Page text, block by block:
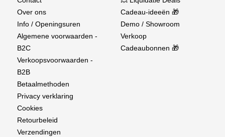
Over ons
Info / Openingsuren
Algemene voorwaarden -
B2C
Verkoopsvoorwaarden -
B2B
Betaalmethoden
Privacy verklaring
Cookies
Retourbeleid
Verzendingen
Cadeau-ideeën 🎁
Demo / Showroom
Verkoop
Cadeaubonnen 🎁